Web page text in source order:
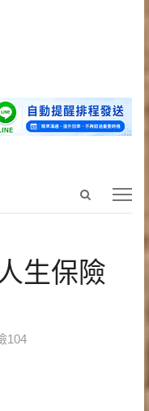
Open
search
生保險
104